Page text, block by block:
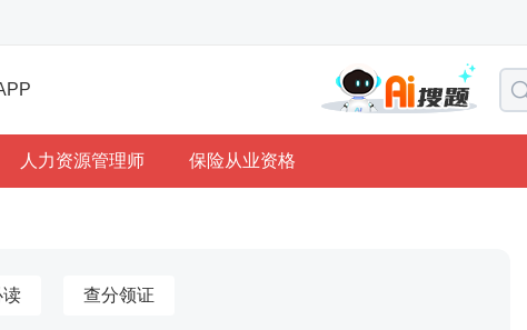
人力资源管理师 保险从业资格
读 查分领证